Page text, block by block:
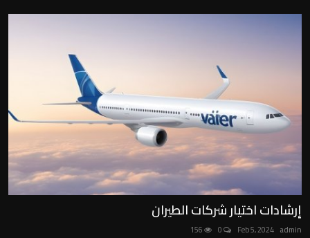
إرشادات اختيار شركات الطيران
admin
Feb 5, 2024